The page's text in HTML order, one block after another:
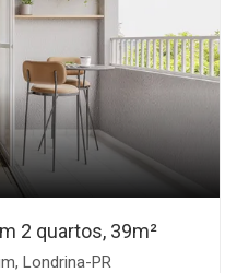
2 quartos, 39m²
Londrina-PR